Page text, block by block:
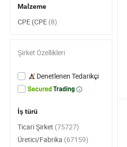
Malzeme
CPE (CPE (8)
Şirket Özellikleri
Denetlenen Tedarikçi
İş türü
Ticari Şirket (75727)
Üretici/Fabrika (67159)